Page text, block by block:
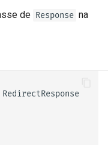
de Response na
RedirectResponse